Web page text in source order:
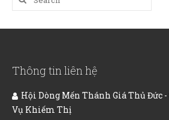
for:
Thông tin liên hệ
Hội Dòng Mến Thánh Giá Thủ Đức
Vụ Khiếm Thị